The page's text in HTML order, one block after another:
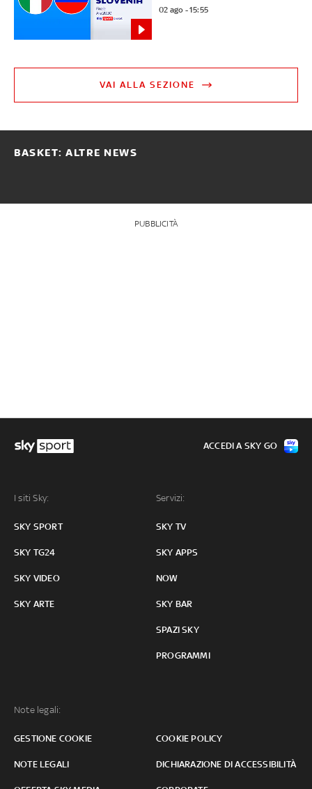
02 ago - 15:55
VAI ALLA SEZIONE
BASKET: ALTRE NEWS
PUBBLICITÀ
I siti Sky:
SKY SPORT
SKY TG24
SKY VIDEO
SKY ARTE
Servizi:
SKY TV
SKY APPS
NOW
SKY BAR
SPAZI SKY
PROGRAMMI
Note legali:
GESTIONE COOKIE COOKIE POLICY
NOTE LEGALI DICHIARAZIONE DI ACCESSIBILITÀ
ACCEDI A SKY GO